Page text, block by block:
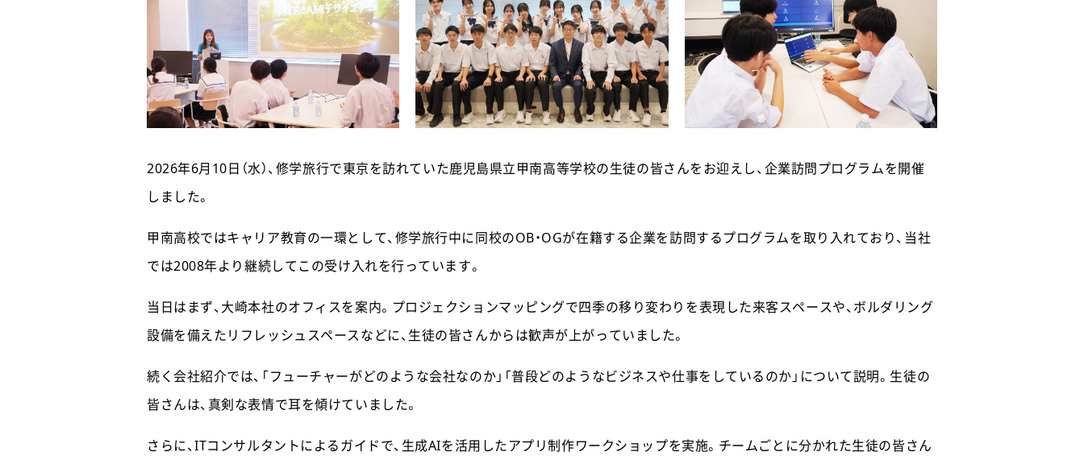
2026年6月10日（水）、修学旅行で東京を訪れていた鹿児島県立甲南高等学校の生徒の皆さんをお迎えし、企業訪問プログラムを開催
しました。
甲南高校ではキャリア教育の一環として、修学旅行中に同校のOB・OGが在籍する企業を訪問するプログラムを取り入れており、当社
では2008年より継続してこの受け入れを行っています。
当日はまず、大崎本社のオフィスを案内。プロジェクションマッピングで四季の移り変わりを表現した来客スペースや、ボルダリング
設備を備えたリフレッシュスペースなどに、生徒の皆さんからは歓声が上がっていました。
続く会社紹介では、「フューチャーがどのような会社なのか」「普段どのようなビジネスや仕事をしているのか」について説明。生徒の
皆さんは、真剣な表情で耳を傾けていました。
さらに、ITコンサルタントによるガイドで、生成AIを活用したアプリ制作ワークショップを実施。チームごとに分かれた生徒の皆さん